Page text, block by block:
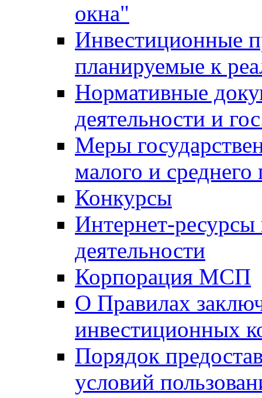
окна"
Инвестиционные
планируемые к
Нормативные
деятельности и
Меры
малого и среднего
Конкурсы
Интернет-
деятельности
Корпорация МСП
О Правилах
инвестиционных
Порядок
условий